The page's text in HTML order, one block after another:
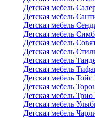
Детская мебель
Детская мебель
Детская мебель
Детская мебель
Детская мебель
Детская мебель
Детская мебель
Детская мебель
Детская мебель
Детская мебель
Детская мебель Трио
Детская мебель
Детская мебель